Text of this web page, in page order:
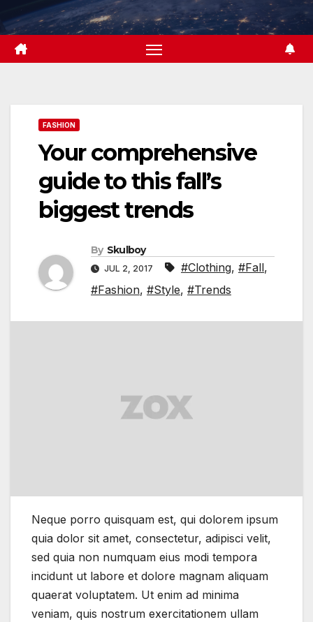
to
content
FASHION
Your comprehensive
guide to this fall’s
biggest trends
By Skulboy
JUL 2, 2017 #Clothing, #Fall,
#Fashion, #Style, #Trends
Neque porro quisquam est, qui dolorem ipsum
quia dolor sit amet, consectetur, adipisci velit,
sed quia non numquam eius modi tempora
incidunt ut labore et dolore magnam aliquam
quaerat voluptatem. Ut enim ad minima
veniam, quis nostrum exercitationem ullam